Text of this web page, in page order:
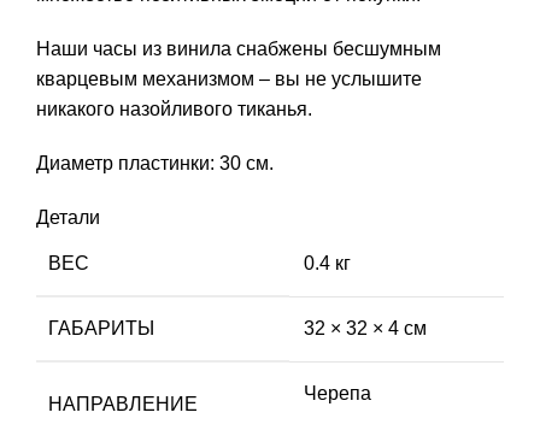
Наши часы из винила снабжены бесшумным
кварцевым механизмом – вы не услышите
никакого назойливого тиканья.
Диаметр пластинки: 30 см.
Детали
ВЕС 0.4 кг
ГАБАРИТЫ 32 × 32 × 4 см
НАПРАВЛЕНИЕ
Черепа